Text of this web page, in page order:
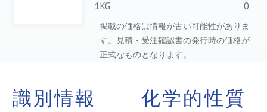
1KG
0
掲載の価格は情報が古い可能性がありま
す。見積・受注確認書の発行時の価格が
正式なものとなります。
識別情報 化学的性質